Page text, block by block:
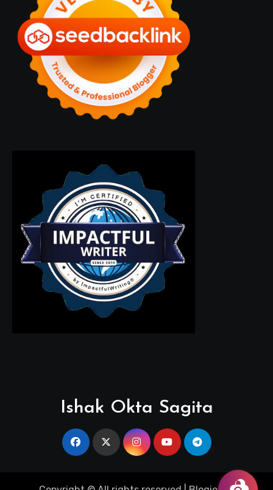
Ishak Okta Sagita